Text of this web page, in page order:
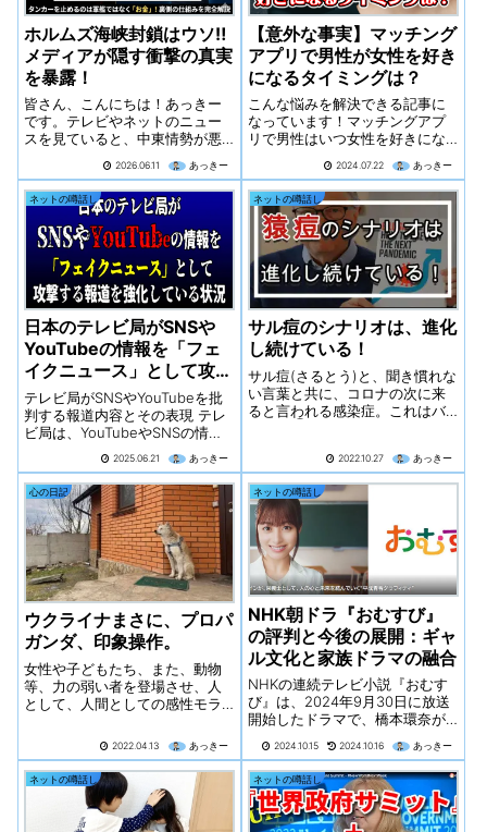
ホルムズ海峡封鎖はウソ‼️
メディアが隠す衝撃の真実
を暴露！
皆さん、こんにちは！あっきー
です。テレビやネットのニュー
スを見ていると、中東情勢が悪
封鎖の危機！」「オイルショッ
ク再来か！？」と大々的に報じ
られますよね。軍艦がズラリと
並び、武力で海が塞がれる……そ
んな恐ろしい映...
2026.06.11 あっきー
【意外な事実】マッチング
アプリで男性が女性を好き
になるタイミングは？
こんな悩みを解決できる記事に
なっています！マッチングアプ
リで男性はいつ女性を好きにな
るの？好きになってもらうため
の具体的な方法は？なぜなら、
この記事では男性が女性を好き
になるタイミングやその理由を
詳しく解説してい...
2024.07.22 あっきー
ネットの噂話し
日本のテレビ局がSNSや
YouTubeの情報を「フェ
イクニュース」として攻撃
する報道を強化している状
況
テレビ局がSNSやYouTubeを批
判する報道内容とその表現 テレ
ビ局は、YouTubeやSNSの情報
報」であると繰り返し報道して
います.マスメディアがSNSに負
けたと言い出すなど、自らの影
響力低下に危機感を抱いている
様子がうかがえます
2025.06.21 あっきー
ネットの噂話し
サル痘のシナリオは、進化
し続けている！
サル痘(さるとう)と、聞き慣れな
い言葉と共に、コロナの次に来
ると言われる感染症。これはバ
こるまでのシナリオが組まれて
いて、現状、その通りに進んで
いる。コロナ以上の被害が予
見、ビル・ゲイツが関わる進化
し続けるサル痘のシナリオと
は！？
2022.10.27 あっきー
心の日記
ウクライナまさに、プロパ
ガンダ、印象操作。
女性や子どもたち、また、動物
等、力の弱い者を登場させ、人
として、人間としての感性モラ
2022.04.13 あっきー
ネットの噂話し
NHK朝ドラ『おむすび』
の評判と今後の展開：ギャ
ル文化と家族ドラマの融合
NHKの連続テレビ小説『おむす
び』は、2024年9月30日に放送
開始したドラマで、橋本環奈が
台は平成16年（2004年）の福岡
県糸島で、主人公の米田結（ゆ
い）がギャル文化と出会い、栄
養士として成長していく過程を
描きます​。
2024.10.15 2024.10.16 あっきー
ネットの噂話し ネットの噂話し